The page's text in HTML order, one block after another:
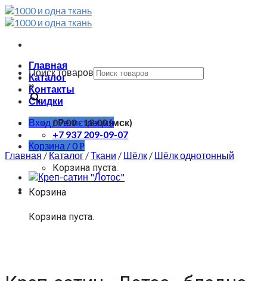
Skip
to
Главная
Каталог
Контакты
Скидки
Вход / Регистрация
Корзина /0Р
Корзина пуста.
Корзина
Корзина пуста.
Поиск товаров
×
09:00 - 18:00 (мск)
+7 937 209-09-07
Главная/Каталог /Ткани / Шёлк / Шёлк однотонный